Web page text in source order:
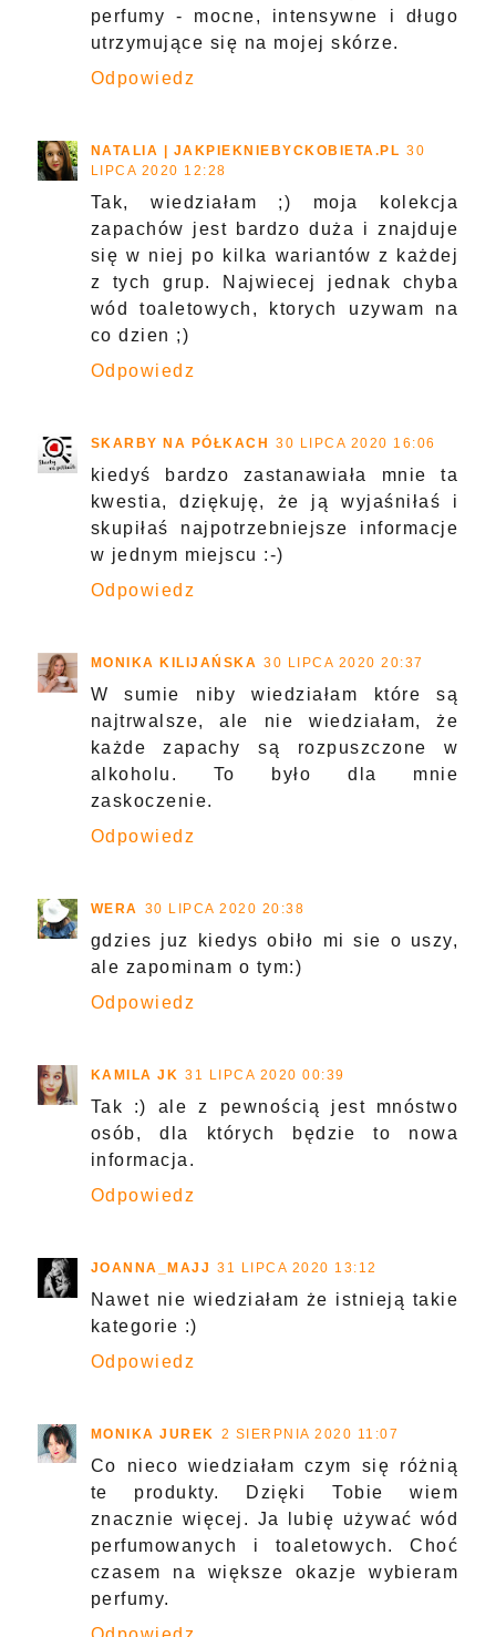
perfumy - mocne, intensywne i długo
utrzymujące się na mojej skórze.
Odpowiedz
NATALIA | JAKPIEKNIEBYCKOBIETA.PL 30
LIPCA 2020 12:28
Tak, wiedziałam ;) moja kolekcja
zapachów jest bardzo duża i znajduje
się w niej po kilka wariantów z każdej
z tych grup. Najwiecej jednak chyba
wód toaletowych, ktorych uzywam na
co dzien ;)
Odpowiedz
SKARBY NA PÓŁKACH 30 LIPCA 2020 16:06
kiedyś bardzo zastanawiała mnie ta
kwestia, dziękuję, że ją wyjaśniłaś i
skupiłaś najpotrzebniejsze informacje
w jednym miejscu :-)
Odpowiedz
MONIKA KILIJAŃSKA 30 LIPCA 2020 20:37
W sumie niby wiedziałam które są
najtrwalsze, ale nie wiedziałam, że
każde zapachy są rozpuszczone w
alkoholu. To było dla mnie
zaskoczenie.
Odpowiedz
WERA 30 LIPCA 2020 20:38
gdzies juz kiedys obiło mi sie o uszy,
ale zapominam o tym:)
Odpowiedz
KAMILA JK 31 LIPCA 2020 00:39
Tak :) ale z pewnością jest mnóstwo
osób, dla których będzie to nowa
informacja.
Odpowiedz
JOANNA_MAJJ 31 LIPCA 2020 13:12
Nawet nie wiedziałam że istnieją takie
kategorie :)
Odpowiedz
MONIKA JUREK 2 SIERPNIA 2020 11:07
Co nieco wiedziałam czym się różnią
te produkty. Dzięki Tobie wiem
znacznie więcej. Ja lubię używać wód
perfumowanych i toaletowych. Choć
czasem na większe okazje wybieram
perfumy.